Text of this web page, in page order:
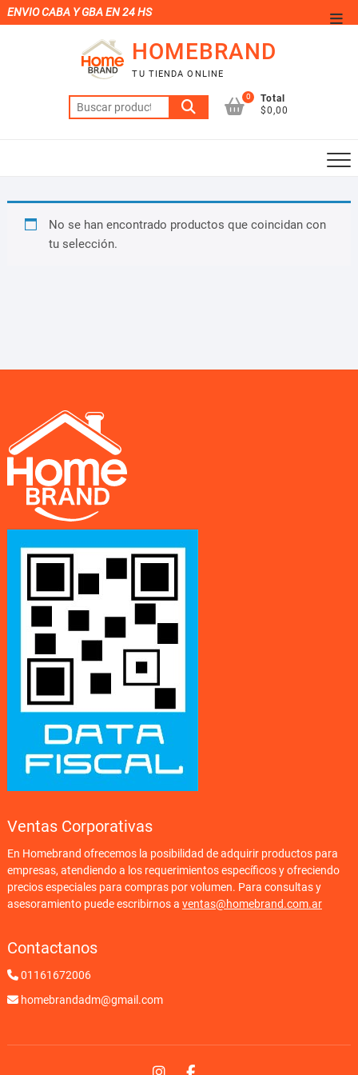
Saltar
al
ENVIO CABA Y GBA EN 24 HS
HOMEBRAND
TU TIENDA ONLINE
Buscar
por:
0
Total
$0,00
No se han encontrado productos que coincidan con
tu selección.
Ventas Corporativas
En Homebrand ofrecemos la posibilidad de adquirir productos para
empresas, atendiendo a los requerimientos específicos y ofreciendo
precios especiales para compras por volumen. Para consultas y
asesoramiento puede escribirnos a ventas@homebrand.com.ar
Contactanos
01161672006
homebrandadm@gmail.com
Instagram
Facebook